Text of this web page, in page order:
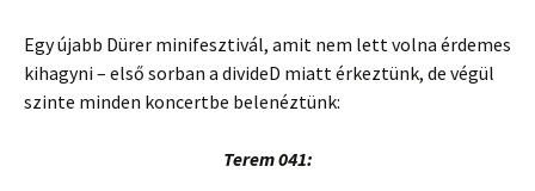
Egy újabb Dürer minifesztivál, amit nem lett volna érdemes
kihagyni – első sorban a divideD miatt érkeztünk, de végül
szinte minden koncertbe belenéztünk:
Terem 041: